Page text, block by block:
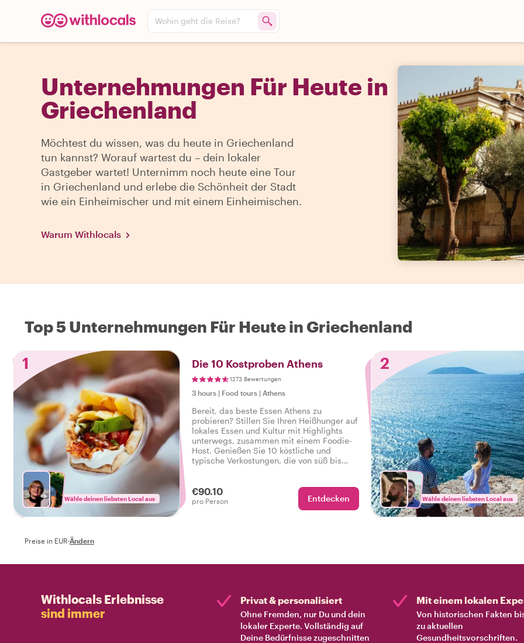
Wohin geht die Reise?
Unternehmungen Für Heute in
Griechenland
Möchtest du wissen, was du heute in Griechenland
tun kannst? Worauf wartest du – dein lokaler
Gastgeber wartet! Unternimm noch heute eine Tour
in Griechenland und erlebe die Schönheit der Stadt
wie ein Einheimischer und mit einem Einheimischen.
Warum Withlocals
Top 5 Unternehmungen Für Heute in Griechenland
1
Wähle deinen liebsten Local aus
Die 10 Kostproben Athens
1273 Bewertungen
3 hours | Food tours | Athens
Bereit, das beste Essen Athens zu
probieren? Stillen Sie Ihren Heißhunger auf
lokales Essen und Kultur mit Highlights
unterwegs, zusammen mit einem Foodie-
Host. Genießen Sie 10 köstliche und
typische Verkostungen, die von süß bis
€90.10
pro Person Entdecken
2
Wähle deinen liebsten Local aus
Preise in EUR·Ändern
Withlocals Erlebnisse
sind immer
Privat & personalisiert
Ohne Fremden, nur Du und dein
lokaler Experte. Vollständig auf
Deine Bedürfnisse zugeschnitten
Mit einem lokalen
Von historischen Fakten
zu aktuellen
Gesundheitsvorschriften.